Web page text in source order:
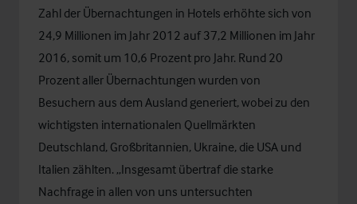
Zahl der Übernachtungen in Hotels erhöhte sich von
24,9 Millionen im Jahr 2012 auf 37,2 Millionen im Jahr
2016, somit um 10,6 Prozent pro Jahr. Rund 20
Prozent aller Übernachtungen wurden von
Besuchern aus dem Ausland generiert, wobei zu den
wichtigsten internationalen Quellmärkten
Deutschland, Großbritannien, Ukraine, die USA und
Italien zählten. „Insgesamt übertraf die starke
Nachfrage in allen von uns untersuchten